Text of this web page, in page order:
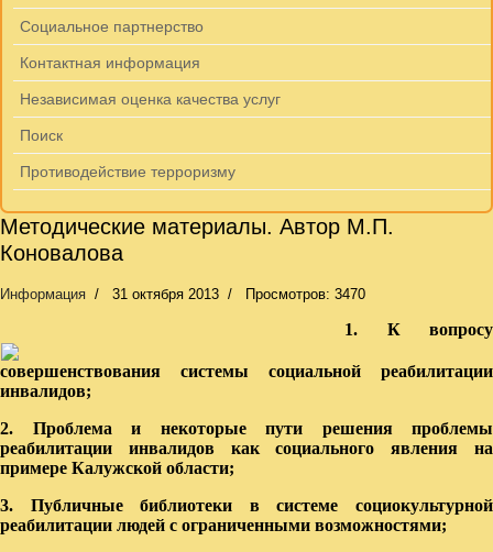
Социальное партнерство
Контактная информация
Независимая оценка качества услуг
Поиск
Противодействие терроризму
Методические материалы. Автор М.П.
Коновалова
Информация 31 октября 2013 Просмотров: 3470
1. К вопросу
совершенствования системы социальной реабилитации
инвалидов;
2. Проблема и некоторые пути решения проблемы
реабилитации инвалидов как социального явления на
примере Калужской области;
3. Публичные библиотеки в системе социокультурной
реабилитации людей с ограниченными возможностями;